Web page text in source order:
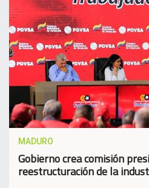
MADURO
Gobierno crea comisión
reestructuración de la